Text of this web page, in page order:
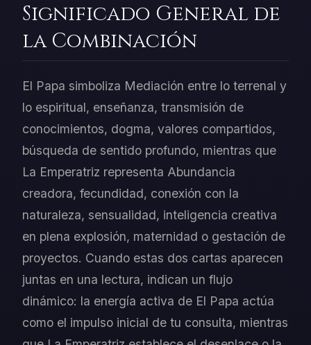
Significado General de
la Combinación
El Papa simboliza Mediación entre lo terrenal y
lo espiritual, enseñanza, transmisión de
conocimientos, dogma, valores compartidos,
búsqueda de sentido profundo, mientras que
La Emperatriz representa Abundancia
creadora, fecundidad, conexión con la
naturaleza, sensualidad, inteligencia creativa
en plena explosión, maternidad o gestación de
proyectos. Cuando estas dos cartas aparecen
juntas en una lectura, indican un flujo
dinámico: la energía activa de El Papa actúa
como el impulso inicial de tu consulta, mientras